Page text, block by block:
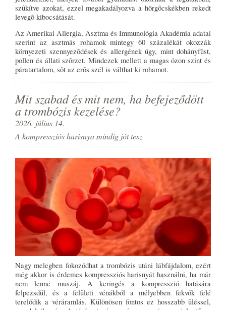
szûkítve azokat, ezzel megakadályozva a hörgõcskékben rekedt
levegõ kibocsátását.
Az Amerikai Allergia, Asztma és Immunológia Akadémia adatai
szerint az asztmás rohamok mintegy 60 százalékát okozzák
környezeti szennyezõdések és allergének úgy, mint dohányfüst,
pollen és állati szõrzet. Mindezek mellett a magas ózon szint és
páratartalom, sõt az erõs szél is válthat ki rohamot.
Mit szabad és mit nem, ha befejeződött
a trombózis kezelése?
2026. július 14.
A kompressziós harisnya mindig jót tesz
Nagy melegben fokozódhat a trombózis utáni lábfájdalom, ezért
még akkor is érdemes kompressziós harisnyát használni, ha már
nem lenne muszáj. A keringés a kompresszió hatására
felpezsdül, és a felületi vénákból a mélyebben fekvők felé
terelődik a véráramlás. Különösen fontos ez hosszabb üléssel,